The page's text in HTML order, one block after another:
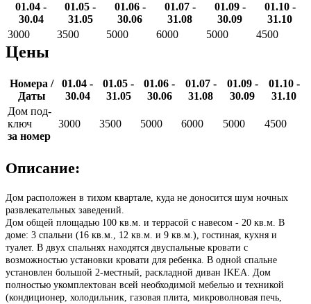
01.04 -
30.04
01.05 -
31.05
01.06 -
30.06
01.07 -
31.08
01.09 -
30.09
01.10 -
31.10
3000
3500 5000 6000 5000 4500
Цены
Номера /
Даты
01.04 -
30.04
01.05 -
31.05
01.06 -
30.06
01.07 -
31.08
01.09 -
30.09
01.10 -
31.10
Дом под-
ключ
за номер
3000 3500 5000 6000 5000 4500
Описание:
Дом расположен в тихом квартале, куда не доносится шум ночных
развлекательных заведений.
Дом общей площадью 100 кв.м. и террасой с навесом - 20 кв.м. В
доме: 3 спальни (16 кв.м., 12 кв.м. и 9 кв.м.), гостиная, кухня и
туалет. В двух спальнях находятся двуспальные кровати с
возможностью установки кровати для ребенка. В одной спальне
установлен большой 2-местный, раскладной диван IKEA. Дом
полностью укомплектован всей необходимой мебелью и техникой
(кондиционер, холодильник, газовая плита, микроволновая печь,